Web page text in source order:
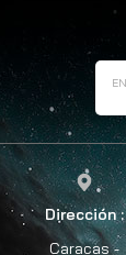
Dirección :
Caracas -